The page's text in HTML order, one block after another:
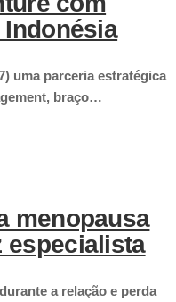
uma parceria estratégica
braço…
menopausa
especialista
a relação e perda